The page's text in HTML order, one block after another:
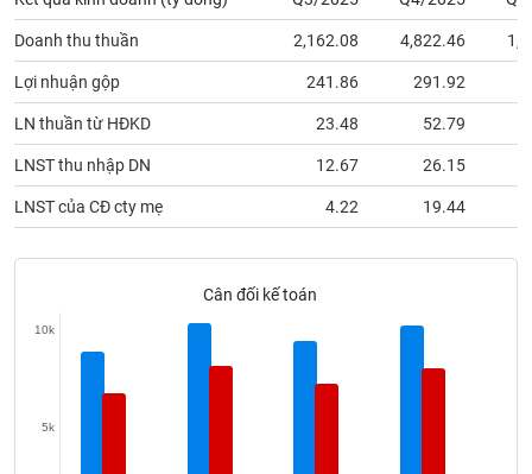
Doanh thu thuần 2,162.08 4,822.46
Lợi nhuận gộp 241.86 291.92
LN thuần từ HĐKD 23.48 52.79
LNST thu nhập DN 12.67 26.15
LNST của CĐ cty mẹ 4.22 19.44
Cân đối kế toán
5k
10k
phân
tích
(-)
Thuật
ngữ
(-)
Dịch
vụ